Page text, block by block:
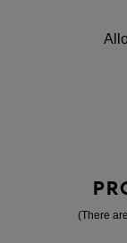
(There